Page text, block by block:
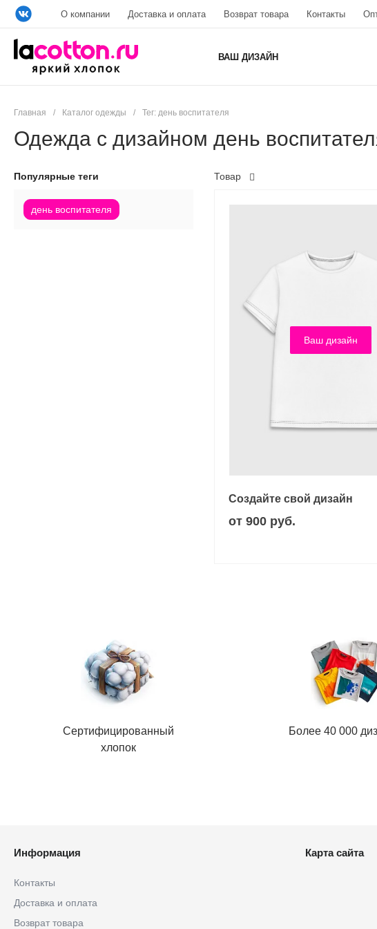
О компании Доставка и оплата Возврат товара Контакты
ВАШ ДИЗАЙН
Главная / Каталог одежды / Тег: день воспитателя
Одежда с дизайном день
Популярные теги
день воспитателя
Товар
Ваш дизайн
Создайте свой дизайн
от 900 руб.
Сертифицированный
хлопок
Более 40 000
Информация
Контакты
Доставка и оплата
Возврат товара
Карта сайта